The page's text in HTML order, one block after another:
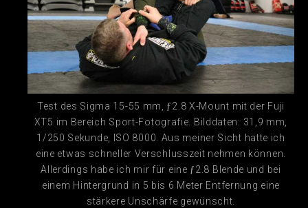
Test des Sigma 15-55 mm, ƒ2.8 X-Mount mit der Fuji
XT5 im Bereich Sport-Fotografie. Bilddaten: 31,9 mm,
1/250 Sekunde, ISO 8000. Aus meiner Sicht hätte ich
eine etwas schneller Verschlusszeit nehmen können.
Allerdings habe ich mir für eine ƒ2.8 Blende und bei
einem Hintergrund in 5 bis 6 Meter Entfernung eine
stärkere Unschärfe gewünscht.